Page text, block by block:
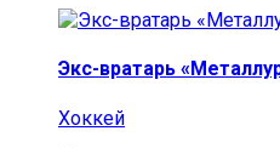
Экс-вратарь
Хоккей